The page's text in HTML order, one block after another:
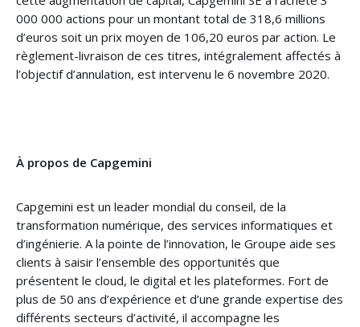
000 000 actions pour un montant total de 318,6 millions
d’euros soit un prix moyen de 106,20 euros par action. Le
règlement-livraison de ces titres, intégralement affectés à
l’objectif d’annulation, est intervenu le 6 novembre 2020.
À propos de Capgemini
Capgemini est un leader mondial du conseil, de la
transformation numérique, des services informatiques et
d’ingénierie. A la pointe de l’innovation, le Groupe aide ses
clients à saisir l’ensemble des opportunités que
présentent le cloud, le digital et les plateformes. Fort de
plus de 50 ans d’expérience et d’une grande expertise des
différents secteurs d’activité, il accompagne les